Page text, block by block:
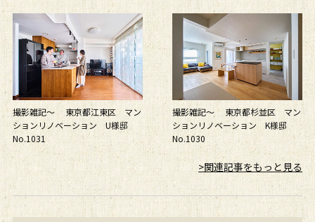
撮影雑記～ 東京都江東区 マン
ションリノベーション U様邸
No.1031
撮影雑記～ 東京都杉並区 マン
ションリノベーション K様邸
No.1030
>関連記事をもっと見る